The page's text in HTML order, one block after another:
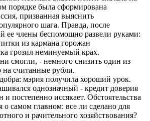
порядке была сформирована
призванная выяснить
шага. Правда, после
ее члены беспомощно развели руками:
из кармана горожан
грозил неминуемый крах.
смогли, - немного снизить один из
на считанные рубли.
мэрия получила хороший урок.
однозначный - кредит доверия
и постепенно иссякает. Обстоятельства
о самом главном: все ли сделано для
и рачительного хозяйствования?